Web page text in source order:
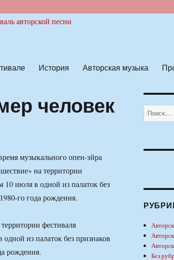
История Авторская музыка
человек
музыкального опен-эйра
на территории
10 июля в одной из палаток без
го года рождения.
фестиваля
из палаток без признаков
рождения.
Искать:
Без